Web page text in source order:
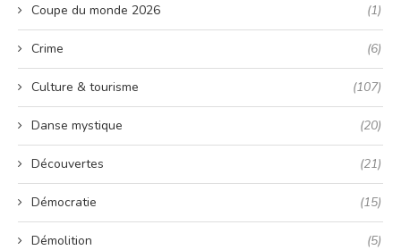
Coupe du monde 2026 (1)
Crime (6)
Culture & tourisme (107)
Danse mystique (20)
Découvertes (21)
Démocratie (15)
Démolition (5)